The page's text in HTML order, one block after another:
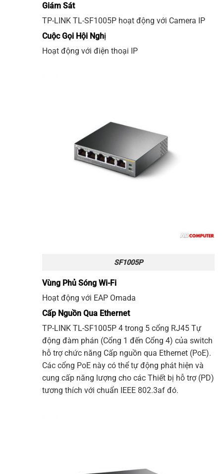
Giám Sát
TP-LINK TL-SF1005P hoạt động với Camera IP
Cuộc Gọi Hội Nghị
Hoạt động với điện thoại IP
SF1005P
Vùng Phủ Sóng Wi-Fi
Hoạt động với EAP Omada
Cấp Nguồn Qua Ethernet
TP-LINK TL-SF1005P 4 trong 5 cổng RJ45 Tự
động đàm phán (Cổng 1 đến Cổng 4) của switch
hỗ trợ chức năng Cấp nguồn qua Ethernet (PoE).
Các cổng PoE này có thể tự động phát hiện và
cung cấp năng lượng cho các Thiết bị hỗ trợ (PD)
tương thích với chuẩn IEEE 802.3af đó.